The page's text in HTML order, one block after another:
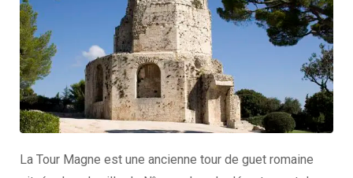
La Tour Magne est une ancienne tour de guet romaine